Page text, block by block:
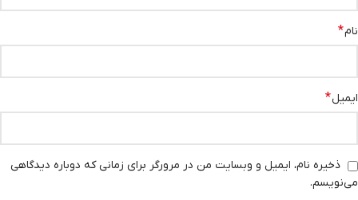
نام*
ایمیل*
ذخیره نام، ایمیل و وبسایت من در مرورگر برای زمانی که دوباره دیدگاهی
می‌نویسم.